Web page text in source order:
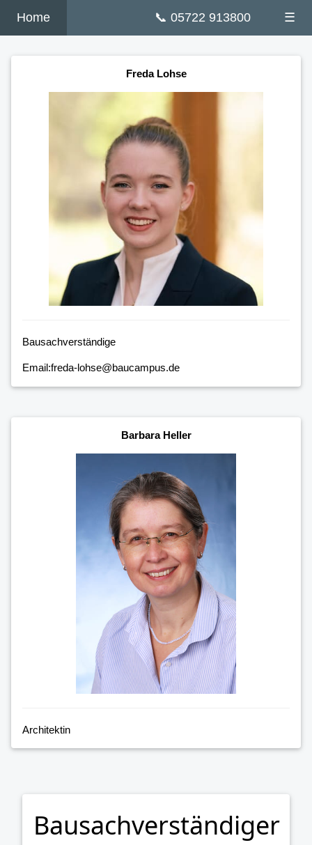
☰
📞 05722 913800
Home
Freda Lohse
Bausachverständige
Email:freda-lohse@baucampus.de
Barbara Heller
Architektin
Bausachverständiger